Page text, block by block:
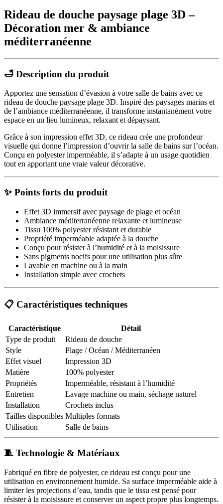
Rideau de douche paysage plage 3D –
Décoration mer & ambiance
méditerranéenne
🛁 Description du produit
Apportez une sensation d’évasion à votre salle de bains avec ce
rideau de douche paysage plage 3D. Inspiré des paysages marins et
de l’ambiance méditerranéenne, il transforme instantanément votre
espace en un lieu lumineux, relaxant et dépaysant.
Grâce à son impression effet 3D, ce rideau crée une profondeur
visuelle qui donne l’impression d’ouvrir la salle de bains sur l’océan.
Conçu en polyester imperméable, il s’adapte à un usage quotidien
tout en apportant une vraie valeur décorative.
✨ Points forts du produit
Effet 3D immersif avec paysage de plage et océan
Ambiance méditerranéenne relaxante et lumineuse
Tissu 100% polyester résistant et durable
Propriété imperméable adaptée à la douche
Conçu pour résister à l’humidité et à la moisissure
Sans pigments nocifs pour une utilisation plus sûre
Lavable en machine ou à la main
Installation simple avec crochets
📋 Caractéristiques techniques
Caractéristique
Détail
Type de produit
Rideau de douche
Style
Plage / Océan / Méditerranéen
Effet visuel
Impression 3D
Matière
100% polyester
Propriétés
Imperméable, résistant à l’humidité
Entretien
Lavage machine ou main, séchage naturel
Installation
Crochets inclus
Tailles disponibles Multiples formats
Utilisation
Salle de bains
🧵 Technologie & Matériaux
Fabriqué en fibre de polyester, ce rideau est conçu pour une
utilisation en environnement humide. Sa surface imperméable aide à
limiter les projections d’eau, tandis que le tissu est pensé pour
résister à la moisissure et conserver un aspect propre plus longtemps.